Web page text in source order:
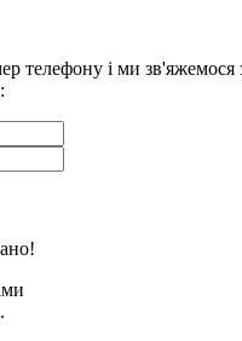
телефону і ми зв'яжемося